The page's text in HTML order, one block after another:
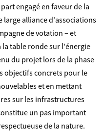
engagé en faveur de la
large alliance d'associations
de votation – et
la table ronde sur l'énergie
du projet lors de la phase
objectifs concrets pour le
et en mettant
sur les infrastructures
un pas important
de la nature.